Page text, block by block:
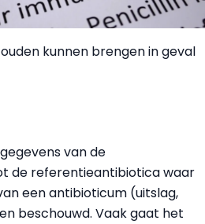
kunnen brengen in geval
van de
de referentieantibiotica waar
een antibioticum (uitslag,
beschouwd. Vaak gaat het